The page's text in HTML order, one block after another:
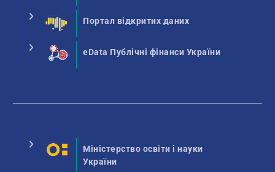
Портал відкритих даних
eData Публічні фінанси України
Міністерство освіти і науки
України